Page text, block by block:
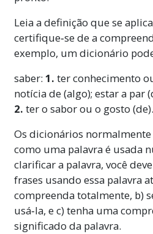
Leia a definição que se
certifique‑se de a
exemplo, um dicionário
saber: 1. ter conhecimento
notícia de (algo); estar a par
2. ter o sabor ou o gosto (de).
Os dicionários
como uma palavra é usada
clarificar a palavra, você
frases usando essa palavra
compreenda totalmente, b)
usá‑la, e c) tenha uma
significado da palavra.